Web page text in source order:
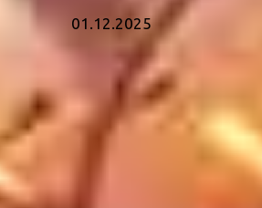
01.12.2025